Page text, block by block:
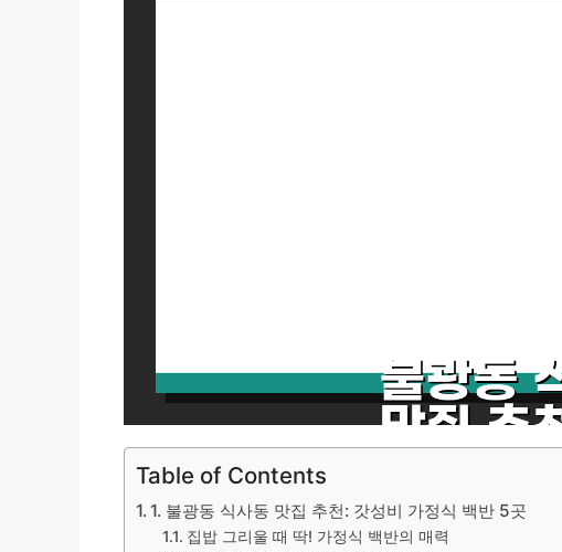
Table of Contents
1. 불광동 식사동 맛집 추천: 갓성비 가정식 백반 5곳
집밥 그리울 때 딱! 가정식 백반의 매력